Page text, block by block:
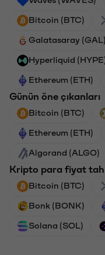
Bitcoin (BTC)
Galatasaray (GAL)
Hyperliquid
Ethereum (ETH)
Günün öne çıkanları
Bitcoin (BTC)
Ethereum (ETH)
Algorand (ALGO)
Kripto para fiyat
Bitcoin (BTC)
Bonk (BONK)
Solana (SOL)